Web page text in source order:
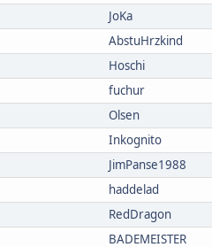
JoKa
AbstuHrzkind
Hoschi
fuchur
Olsen
Inkognito
JimPanse1988
haddelad
RedDragon
BADEMEISTER